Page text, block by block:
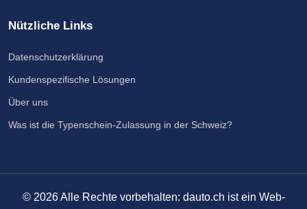
Nützliche Links
Datenschutzerklärung
Kundenspezifische Lösungen
Über uns
Was ist die Typenschein-Zulassung in der Schweiz?
© 2026Alle Rechte vorbehalten: dauto.ch ist ein Web-